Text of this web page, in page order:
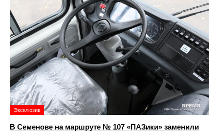
Эксклюзив
В Семенове на маршруте № 107 «ПАЗики» заменили